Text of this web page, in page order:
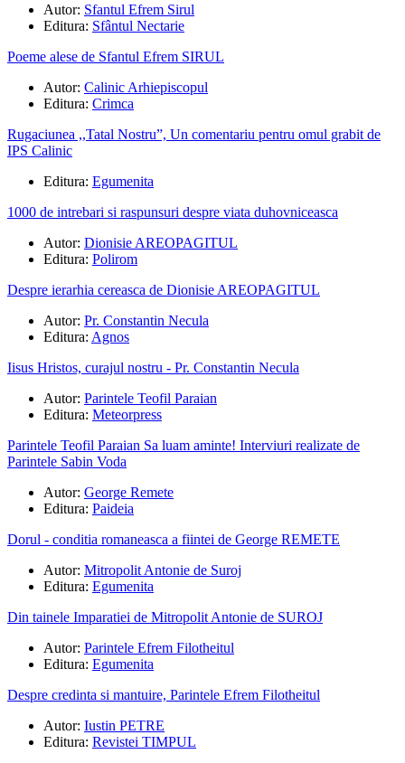
Autor: Sfantul Efrem Sirul
Editura: Sfântul Nectarie
Poeme alese de Sfantul Efrem SIRUL
Autor: Calinic Arhiepiscopul
Editura: Crimca
Rugaciunea ,,Tatal Nostru”, Un comentariu pentru omul grabit de
IPS Calinic
Editura: Egumenita
1000 de intrebari si raspunsuri despre viata duhovniceasca
Autor: Dionisie AREOPAGITUL
Editura: Polirom
Despre ierarhia cereasca de Dionisie AREOPAGITUL
Autor: Pr. Constantin Necula
Editura: Agnos
Iisus Hristos, curajul nostru - Pr. Constantin Necula
Autor: Parintele Teofil Paraian
Editura: Meteorpress
Parintele Teofil Paraian Sa luam aminte! Interviuri realizate de
Parintele Sabin Voda
Autor: George Remete
Editura: Paideia
Dorul - conditia romaneasca a fiintei de George REMETE
Autor: Mitropolit Antonie de Suroj
Editura: Egumenita
Din tainele Imparatiei de Mitropolit Antonie de SUROJ
Autor: Parintele Efrem Filotheitul
Editura: Egumenita
Despre credinta si mantuire, Parintele Efrem Filotheitul
Autor: Iustin PETRE
Editura: Revistei TIMPUL